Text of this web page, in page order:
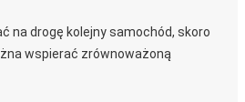
na drogę kolejny samochód, skoro
wspierać zrównoważoną